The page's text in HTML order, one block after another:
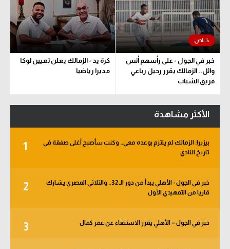
خبر في الجول - على رأسهم أنس
وائل.. الزمالك يقرر رحيل رباعي
فريق الشباب
كرة يد - الزمالك يعلن تعيين لوكا
مديرا رياضيا
الأكثر مشاهدة
1
بيزيرا: الزمالك لم يلتزم بوعده معي.. وكنت سأصبح أغلى صفقة في
تاريخ النادي
2
خبر في الجول - الأهلي يبدأ من دور الـ 32.. والثلاثي المصري يشارك
قاريا من التمهيدي الأول
3 خبر في الجول – الأهلي يقرر الاستنغاء عن عمر كمال